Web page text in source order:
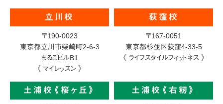
立川校
〒190-0023
東京都立川市柴崎町2-6-3
まるごビルB1
《 マイレッスン 》
荻窪校
〒167-0051
東京都杉並区荻窪4-33-5
《 ライフスタイルフィットネス 》
土浦校《桜ヶ丘》 土浦校《右籾》